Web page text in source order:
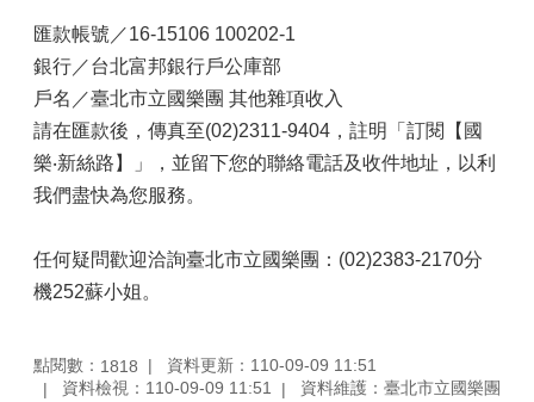
匯款帳號／16-15106 100202-1
銀行／台北富邦銀行戶公庫部
戶名／臺北市立國樂團 其他雜項收入
請在匯款後，傳真至(02)2311-9404，註明「訂閱【國
樂‧新絲路】」，並留下您的聯絡電話及收件地址，以利
我們盡快為您服務。
任何疑問歡迎洽詢臺北市立國樂團：(02)2383-2170分
機252蘇小姐。
點閱數： 1818
資料更新：110-09-09 11:51
資料檢視：110-09-09 11:51
資料維護：臺北市立國樂團